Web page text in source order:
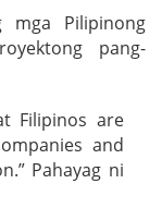
Pilipinong
pang-
Filipinos are
and
Pahayag ni